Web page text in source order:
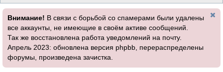
Внимание! В связи с борьбой со спамерами были удалены
все аккаунты, не имеющие в своём активе сообщений.
Так же восстановлена работа уведомлений на почту.
Апрель 2023: обновлена версия phpbb, перераспределены
форумы, произведена зачистка.